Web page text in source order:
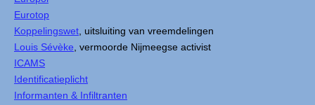
Eurotop
Koppelingswet , uitsluiting van vreemdelingen
Louis Sévèke , vermoorde Nijmeegse activist
ICAMS
Identificatieplicht
Informanten & Infiltranten